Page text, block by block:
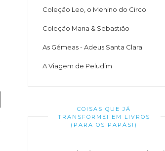
Coleção Leo, o Menino do Circo
Coleção Maria & Sebastião
As Gémeas - Adeus Santa Clara
A Viagem de Peludim
COISAS QUE JÁ
TRANSFORMEI EM LIVROS
(PARA OS PAPÁS!)